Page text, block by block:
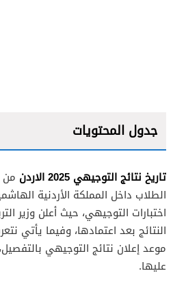
جدول المحتويات
تاريخ نتائج التوجيهي 2025 الاردن
من
الطلاب داخل المملكة الأردنية
اختبارات التوجيهي، حيث أعلن وزير
النتائج بعد اعتمادها، وفيما يأتي
موعد إعلان نتائج التوجيهي
عليها.